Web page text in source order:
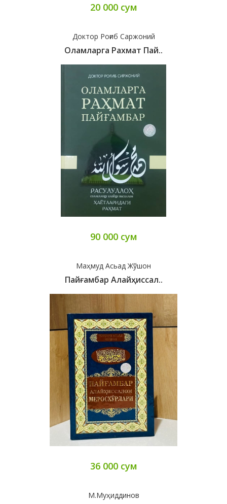
20 000 сум
Доктор Роғиб Саржоний
Оламларга Рахмат Пай..
90 000 сум
Маҳмуд Асьад Жўшон
Пайғамбар Алайҳиссал..
36 000 сум
М.Муҳиддинов